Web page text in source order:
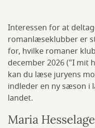
Interessen for at
romanlæseklubber er
for, hvilke romaner
december 2026 ("I mit
kan du læse juryens
indleder en ny sæson
landet.
Maria